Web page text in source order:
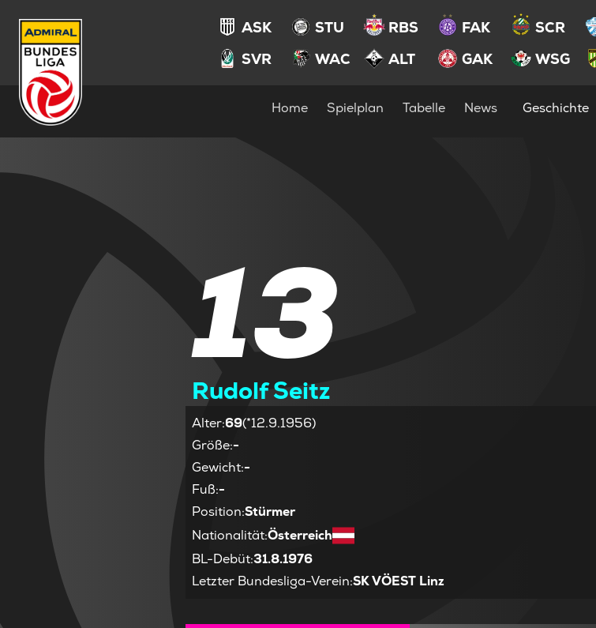
ASK STU RBS FAK SCR
SVR
WAC ALT GAK WSG
Home Spielplan Tabelle News Geschichte
13
Rudolf Seitz
Alter:69(*12.9.1956)
Größe:-
Gewicht:-
Fuß:-
Position:Stürmer
Nationalität:Österreich
BL-Debüt:31.8.1976
Letzter Bundesliga-Verein:SK VÖEST Linz